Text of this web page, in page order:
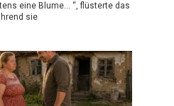
eine Blume… “, flüsterte das
sie